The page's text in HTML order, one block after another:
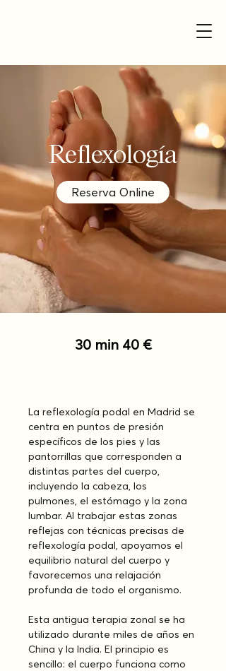
Reflexología
Reserva Online
30 min 40 €
La reflexología podal en Madrid se
centra en puntos de presión
específicos de los pies y las
pantorrillas que corresponden a
distintas partes del cuerpo,
incluyendo la cabeza, los
pulmones, el estómago y la zona
lumbar. Al trabajar estas zonas
reflejas con técnicas precisas de
reflexología podal, apoyamos el
equilibrio natural del cuerpo y
favorecemos una relajación
profunda de todo el organismo.
Esta antigua terapia zonal se ha
utilizado durante miles de años en
China y la India. El principio es
sencillo: el cuerpo funciona como